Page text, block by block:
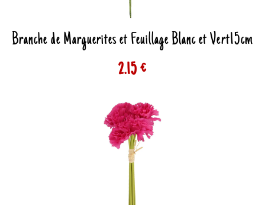
Branche de Marguerites et Feuillage Blanc et Vert15cm
2.15 €